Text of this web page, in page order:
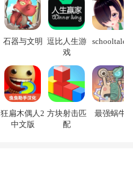
石器与文明 逗比人生游
戏
schooltales
狂扁木偶人2
中文版
方块射击匹
配
最强蜗牛